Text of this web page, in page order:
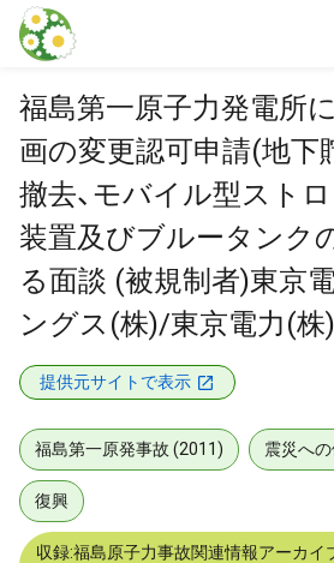
本文に飛ぶ
福島第一原子力発電所
画の変更認可申請(地下
撤去、モバイル型スト
装置及びブルータンク
る面談 (被規制者)東京
ングス(株)/東京電力(株
提供元サイトで表示
福島第一原発事故 (2011) 震災への
復興
収録:福島原子力事故関連情報アーカイ